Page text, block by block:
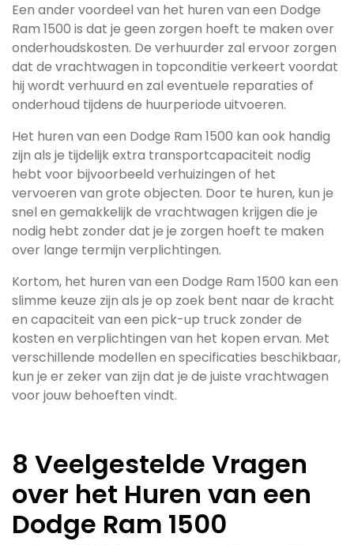
Een ander voordeel van het huren van een Dodge
Ram 1500 is dat je geen zorgen hoeft te maken over
onderhoudskosten. De verhuurder zal ervoor zorgen
dat de vrachtwagen in topconditie verkeert voordat
hij wordt verhuurd en zal eventuele reparaties of
onderhoud tijdens de huurperiode uitvoeren.
Het huren van een Dodge Ram 1500 kan ook handig
zijn als je tijdelijk extra transportcapaciteit nodig
hebt voor bijvoorbeeld verhuizingen of het
vervoeren van grote objecten. Door te huren, kun je
snel en gemakkelijk de vrachtwagen krijgen die je
nodig hebt zonder dat je je zorgen hoeft te maken
over lange termijn verplichtingen.
Kortom, het huren van een Dodge Ram 1500 kan een
slimme keuze zijn als je op zoek bent naar de kracht
en capaciteit van een pick-up truck zonder de
kosten en verplichtingen van het kopen ervan. Met
verschillende modellen en specificaties beschikbaar,
kun je er zeker van zijn dat je de juiste vrachtwagen
voor jouw behoeften vindt.
8 Veelgestelde Vragen
over het Huren van een
Dodge Ram 1500